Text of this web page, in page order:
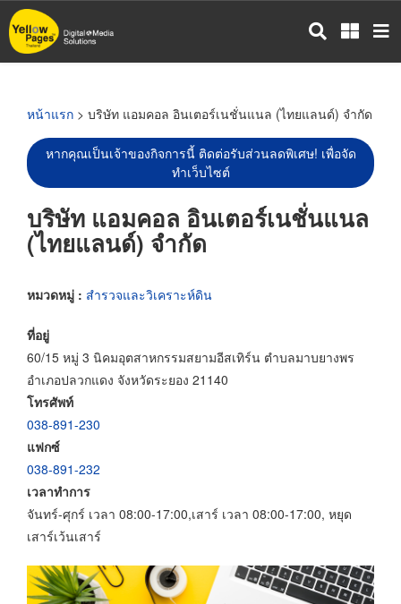
ข้าม
ไป
หน้าแรก > บริษัท แอมคอล อินเตอร์เนชั่นแนล (ไทยแลนด์) จำกัด
หากคุณเป็นเจ้าของกิจการนี้ ติดต่อรับส่วนลดพิเศษ! เพื่อจัด
ทำเว็บไซต์
บริษัท แอมคอล อินเตอร์เนชั่นแนล
(ไทยแลนด์) จำกัด
หมวดหมู่ : สำรวจและวิเคราะห์ดิน
ที่อยู่
60/15 หมู่ 3 นิคมอุตสาหกรรมสยามอีสเทิร์น ตำบลมาบยางพร
อำเภอปลวกแดง จังหวัดระยอง 21140
โทรศัพท์
038-891-230
แฟกซ์
038-891-232
เวลาทำการ
จันทร์-ศุกร์ เวลา 08:00-17:00,เสาร์ เวลา 08:00-17:00, หยุด
เสาร์เว้นเสาร์